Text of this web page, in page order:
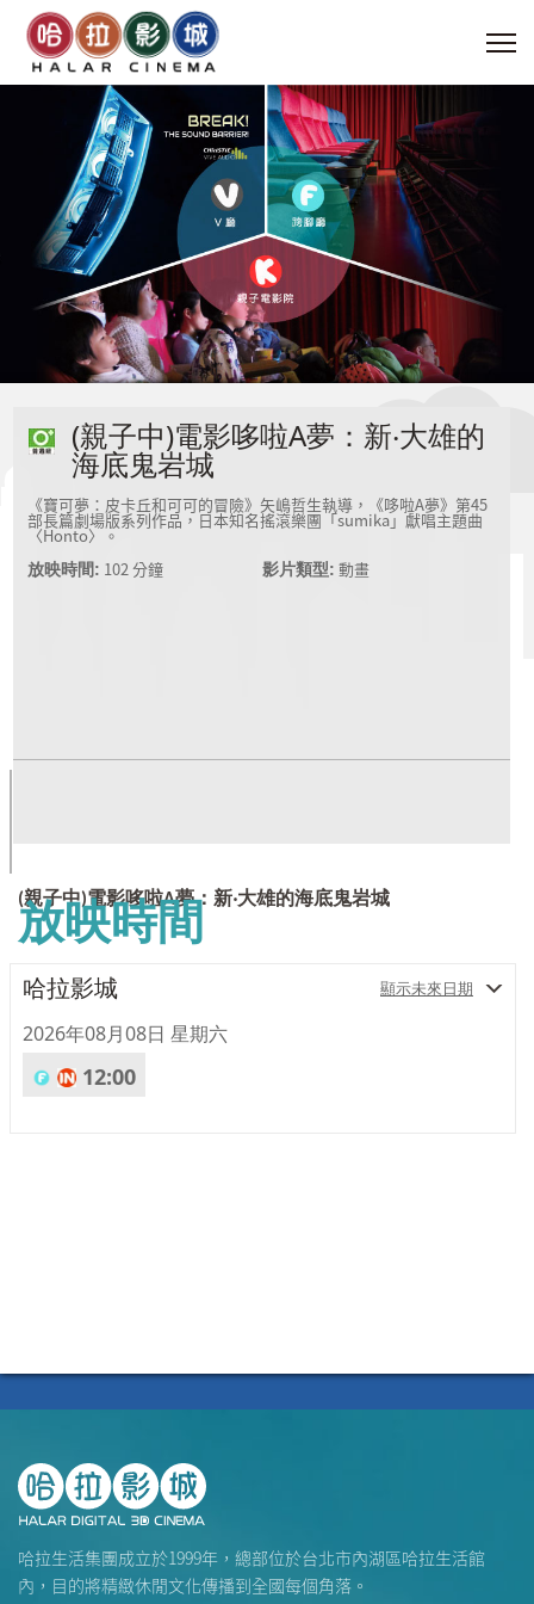
(親子中)電影哆啦A夢：新‧大雄的
海底鬼岩城
《寶可夢：皮卡丘和可可的冒險》矢嶋哲生執導，《哆啦A夢》第45
部長篇劇場版系列作品，日本知名搖滾樂團「sumika」獻唱主題曲
〈Honto〉。
放映時間: 102 分鐘 影片類型: 動畫
(親子中)電影哆啦A夢：新‧大雄的海底鬼岩城
放映時間
哈拉影城 顯示未來日期
2026年08月08日 星期六
12:00
哈拉生活集團成立於1999年，總部位於台北市內湖區哈拉生活館
內，目的將精緻休閒文化傳播到全國每個角落。